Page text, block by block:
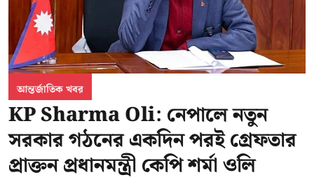
আন্তর্জাতিক খবর
KP Sharma Oli: নেপালে নতুন
সরকার গঠনের একদিন পরই গ্রেফতার
প্রাক্তন প্রধানমন্ত্রী কেপি শর্মা ওলি